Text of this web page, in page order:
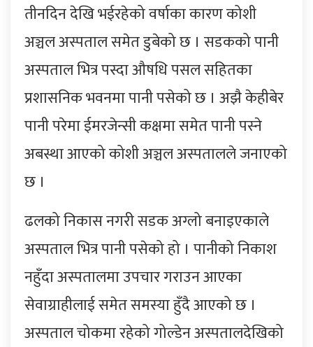
तीनदिन देखि भईरहेको वर्षाका कारण कोशी
अञ्चल अस्पताल समेत डुबेको छ । सडकको पानी
अस्पताल भित्र पस्दा औषधि पसल सहितका
प्रशासनिक भवनमा पानी पसेको छ । अझै केहीबेर
पानी परेमा ईमरजेन्सी कक्षमा समेत पानी पस्ने
अबस्था आएको कोशी अञ्चल अस्पतालले जनाएको
छ ।
ढलको निकास नगरी सडक अग्लो बनाइएकाले
अस्पताल भित्र पानी पसेको हो । पानीको निकाश
नहुँदा अस्पतालमा उपचार गराउन आएका
सेवाग्राहीलाई समेत समस्या हुँदै आएको छ ।
अस्पताल चोकमा रहेको गोल्डेन अस्पतालदेखिको